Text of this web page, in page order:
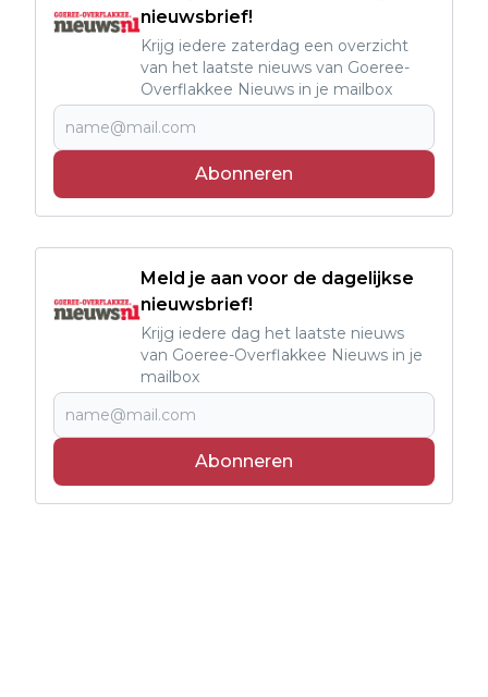
nieuwsbrief!
Krijg iedere zaterdag een overzicht
van het laatste nieuws van Goeree-
Overflakkee Nieuws in je mailbox
Abonneren
Meld je aan voor de dagelijkse
nieuwsbrief!
Krijg iedere dag het laatste nieuws
van Goeree-Overflakkee Nieuws in je
mailbox
Abonneren